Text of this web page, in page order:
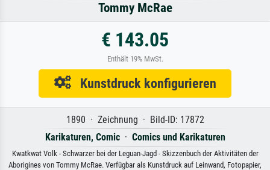
Tommy McRae
€ 143.05
Enthält 19% MwSt.
Kunstdruck konfigurieren
1890 · Zeichnung · Bild-ID: 17872
Karikaturen, Comic· Comics und Karikaturen
Kwatkwat Volk - Schwarzer bei der Leguan-Jagd - Skizzenbuch der Aktivitäten der
Aborigines von Tommy McRae. Verfügbar als Kunstdruck auf Leinwand, Fotopapier,